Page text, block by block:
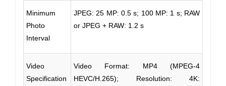
Minimum
Photo
Interval
JPEG: 25 MP: 0.5 s; 100 MP: 1 s; RAW
or JPEG + RAW: 1.2 s
Video
Specification
Video Format: MP4 (MPEG-4
HEVC/H.265); Resolution: 4K: